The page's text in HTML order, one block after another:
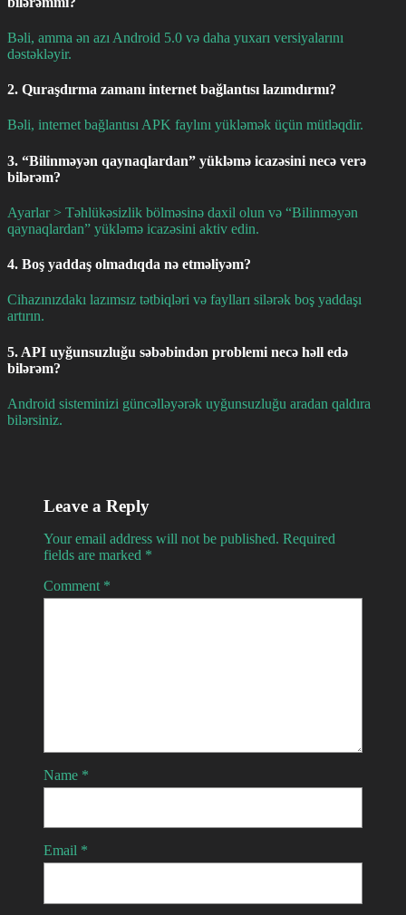
Bəli, amma ən azı Android 5.0 və daha yuxarı versiyalarını
dəstəkləyir.
2. Quraşdırma zamanı internet bağlantısı lazımdırmı?
Bəli, internet bağlantısı APK faylını yükləmək üçün mütləqdir.
3. “Bilinməyən qaynaqlardan” yükləmə icazəsini necə verə
bilərəm?
Ayarlar > Təhlükəsizlik bölməsinə daxil olun və “Bilinməyən
qaynaqlardan” yükləmə icazəsini aktiv edin.
4. Boş yaddaş olmadıqda nə etməliyəm?
Cihazınızdakı lazımsız tətbiqləri və faylları silərək boş yaddaşı
artırın.
5. API uyğunsuzluğu səbəbindən problemi necə həll edə
bilərəm?
Android sisteminizi güncəlləyərək uyğunsuzluğu aradan qaldıra
bilərsiniz.
Leave a Reply
Your email address will not be published. Required
fields are marked *
Comment *
Name *
Email *